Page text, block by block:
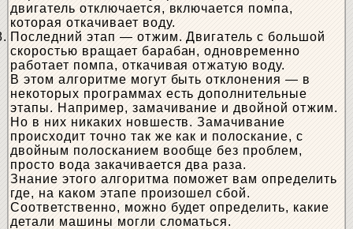
двигатель отключается, включается помпа,
которая откачивает воду.
Последний этап — отжим. Двигатель с большой
скоростью вращает барабан, одновременно
работает помпа, откачивая отжатую воду.
В этом алгоритме могут быть отклонения — в
некоторых программах есть дополнительные
этапы. Например, замачивание и двойной отжим.
Но в них никаких новшеств. Замачивание
происходит точно так же как и полоскание, с
двойным полосканием вообще без проблем,
просто вода закачивается два раза.
Знание этого алгоритма поможет вам определить
где, на каком этапе произошел сбой.
Соответственно, можно будет определить, какие
детали машины могли сломаться.